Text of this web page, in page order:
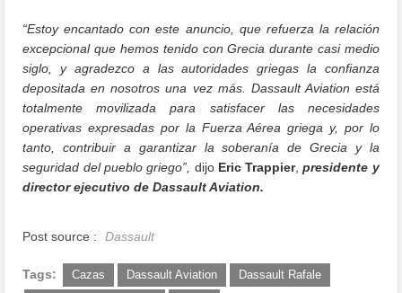
“Estoy encantado con este anuncio, que refuerza la relación
excepcional que hemos tenido con Grecia durante casi medio
siglo, y agradezco a las autoridades griegas la confianza
depositada en nosotros una vez más. Dassault Aviation está
totalmente movilizada para satisfacer las necesidades
operativas expresadas por la Fuerza Aérea griega y, por lo
tanto, contribuir a garantizar la soberanía de Grecia y la
seguridad del pueblo griego”, dijo Eric Trappier,presidente y
director ejecutivo de Dassault Aviation.
Post source : Dassault
Tags: Cazas Dassault Aviation
Dassault Rafale